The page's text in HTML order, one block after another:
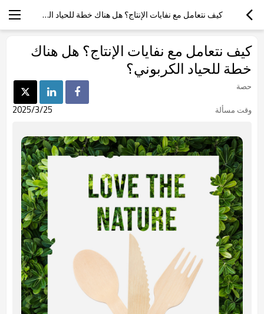
كيف نتعامل مع نفايات الإنتاج؟ هل هناك خطة للحياد الكربوني؟
كيف نتعامل مع نفايات الإنتاج؟ هل هناك
خطة للحياد الكربوني؟
حصة
وقت مسألة
2025/3/25